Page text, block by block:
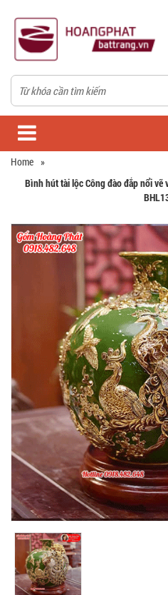
Home »
Bình hút tài lộc Công đào đắp nổi vẽ